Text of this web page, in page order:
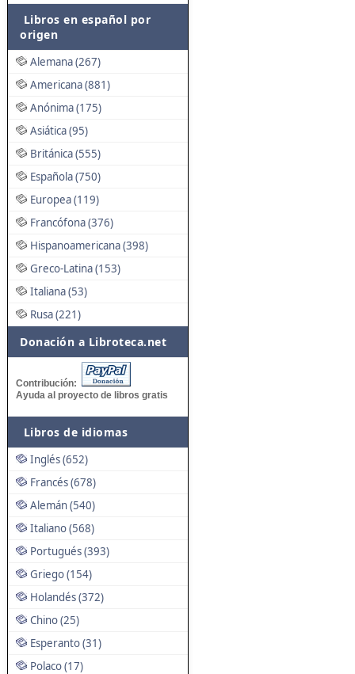
Libros en español por
origen
Alemana (267)
Americana (881)
Anónima (175)
Asiática (95)
Británica (555)
Española (750)
Europea (119)
Francófona (376)
Hispanoamericana (398)
Greco-Latina (153)
Italiana (53)
Rusa (221)
Donación a Libroteca.net
Contribución:
Ayuda al proyecto de libros gratis
Libros de idiomas
Inglés (652)
Francés (678)
Alemán (540)
Italiano (568)
Portugués (393)
Griego (154)
Holandés (372)
Chino (25)
Esperanto (31)
Polaco (17)